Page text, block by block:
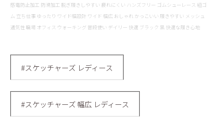
感電防止加工 防滑加工 脱ぎ履きしやすい 疲れにくい ハンズフリー ゴムシューレース 紐ゴ
ム 立ち仕事 ゆったり ワイド幅設計 ワイド 幅広 おしゃれ かっこいい 履きやすい メッシュ
通気性 職場 オフィス ウォーキング 普段使い デイリー 快適 ブラック 黒 快適な履き心地
#スケッチャーズ レディース
#スケッチャーズ 幅広 レディース